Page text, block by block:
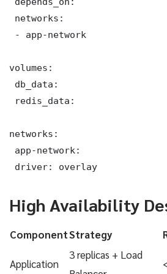
networks:
- app-network
volumes:
db_data:
redis_data:
networks:
app-network:
driver: overlay
High Availability
ComponentStrategy
Application
3 replicas + Load